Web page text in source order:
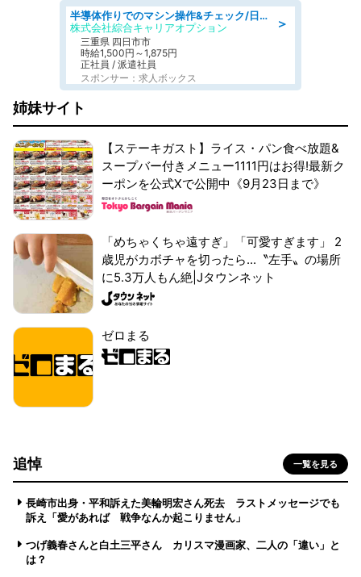
＞
半導体作りでのマシン操作&チェック/日払いOK
株式会社綜合キャリアオプション
三重県 四日市市
時給1,500円～1,875円
正社員 / 派遣社員
スポンサー：求人ボックス
姉妹サイト
【ステーキガスト】ライス・パン食べ放題&
スープバー付きメニュー1111円はお得!最新ク
ーポンを公式Xで公開中《9月23日まで》
「めちゃくちゃ遠すぎ」「可愛すぎます」 2
歳児がカボチャを切ったら...〝左手〟の場所
に5.3万人もん絶|Jタウンネット
ゼロまる
追悼 一覧を見る
長崎市出身・平和訴えた美輪明宏さん死去 ラストメッセージでも
訴え「愛があれば 戦争なんか起こりません」
つげ義春さんと白土三平さん カリスマ漫画家、二人の「違い」と
は？